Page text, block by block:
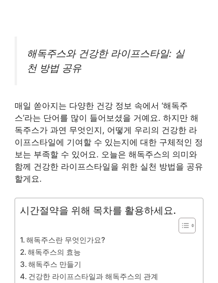
해독주스와 건강한 라이프스타일: 실
천 방법 공유
매일 쏟아지는 다양한 건강 정보 속에서 ‘해독주
스’라는 단어를 많이 들어보셨을 거예요. 하지만 해
독주스가 과연 무엇인지, 어떻게 우리의 건강한 라
이프스타일에 기여할 수 있는지에 대한 구체적인 정
보는 부족할 수 있어요. 오늘은 해독주스의 의미와
함께 건강한 라이프스타일을 위한 실천 방법을 공유
할게요.
시간절약을 위해 목차를 활용하세요.
해독주스란 무엇인가요?
해독주스의 효능
해독주스 만들기
건강한 라이프스타일과 해독주스의 관계